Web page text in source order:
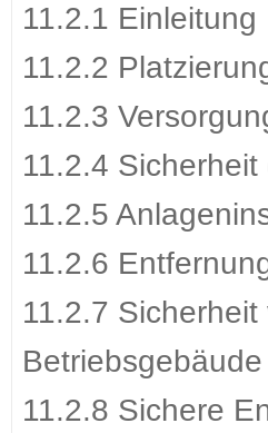
11.2.1 Einleitung
11.2.2
11.2.3
11.2.4
11.2.5
11.2.6
11.2.7
Betriebsgebäude
11.2.8 Sichere